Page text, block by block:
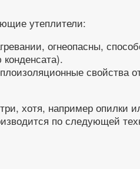
утеплители:
огнеопасны,
свойства
хотя, например
по следующей